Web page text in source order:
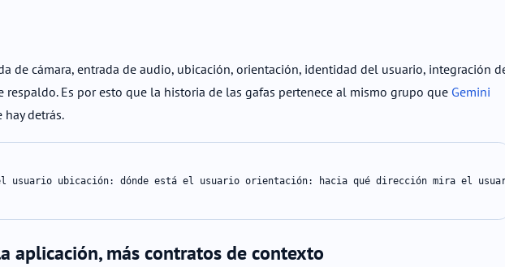
de cámara, entrada de audio, ubicación, orientación, identidad del usuario, integración
Es por esto que la historia de las gafas pertenece al mismo grupo que Gemini
detrás.
ubicación: dónde está el usuario orientación: hacia qué dirección mira el
aplicación, más contratos de contexto